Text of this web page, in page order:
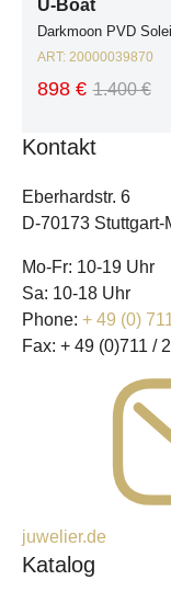
U-Boat
Darkmoon PVD
ART: 20000039870
1.400 €
898 €
Kontakt
Eberhardstr. 6
D-70173 Stuttgart-
Mo-Fr: 10-19 Uhr
Sa: 10-18 Uhr
Phone: + 49 (0)
Fax: + 49 (0)711 /
juwelier.de
Katalog